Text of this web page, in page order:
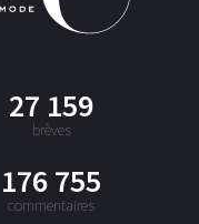
27 159
brèves
176 755
commentaires